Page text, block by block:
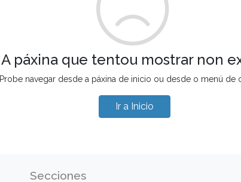
A páxina que tentou mostrar non
Probe navegar desde a páxina de inicio ou desde o menú de
Ir a Inicio
Secciones